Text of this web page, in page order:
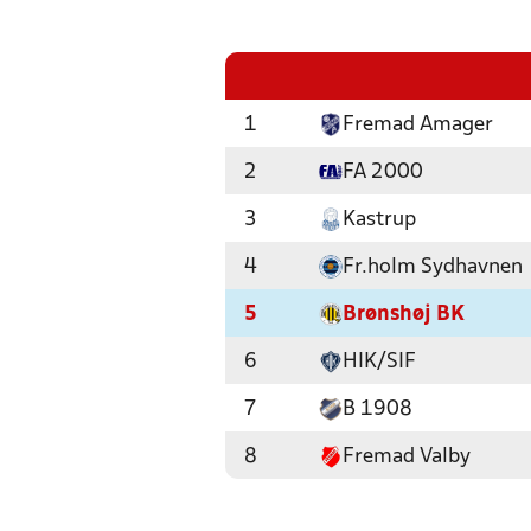
1 Fremad Amager
2 FA 2000
3 Kastrup
4 Fr.holm Sydhavnen
5 Brønshøj BK
6 HIK/SIF
7 B 1908
8 Fremad Valby